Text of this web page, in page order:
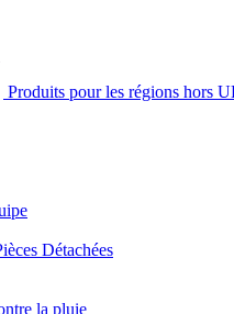
Produits pour les régions hors
Détachées
la pluie